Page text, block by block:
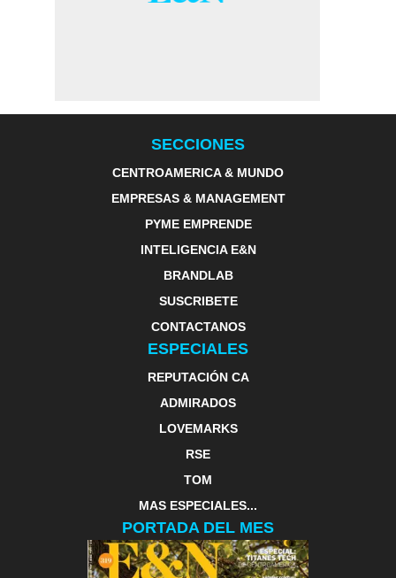
SECCIONES
CENTROAMERICA & MUNDO
EMPRESAS & MANAGEMENT
PYME EMPRENDE
INTELIGENCIA E&N
BRANDLAB
SUSCRIBETE
CONTACTANOS
ESPECIALES
REPUTACIÓN CA
ADMIRADOS
LOVEMARKS
RSE
TOM
MAS ESPECIALES...
PORTADA DEL MES